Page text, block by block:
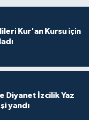
Kur'an Kursu için
Diyanet İzcilik Yaz
yandı